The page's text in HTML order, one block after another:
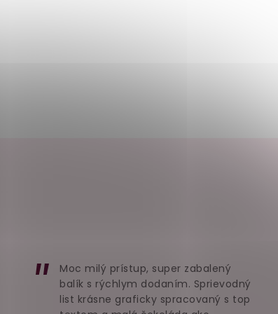
Moc milý prístup, super zabalený
balík s rýchlym dodaním. Sprievodný
list krásne graficky spracovaný s top